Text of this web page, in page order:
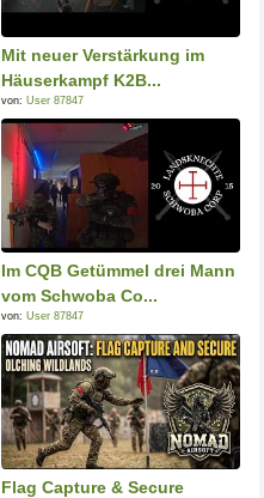
Mit neuer Verstärkung im
Häuserkampf K2B...
von: User 87847
Im CQB Getümmel drei Mann
vom Schwoba Co...
von: User 87847
Flag Capture & Secure